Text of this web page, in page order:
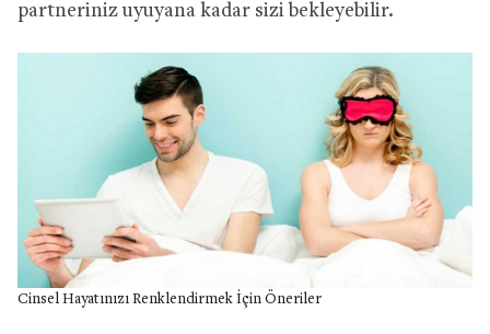
partneriniz uyuyana kadar sizi bekleyebilir.
Cinsel Hayatınızı Renklendirmek İçin Öneriler